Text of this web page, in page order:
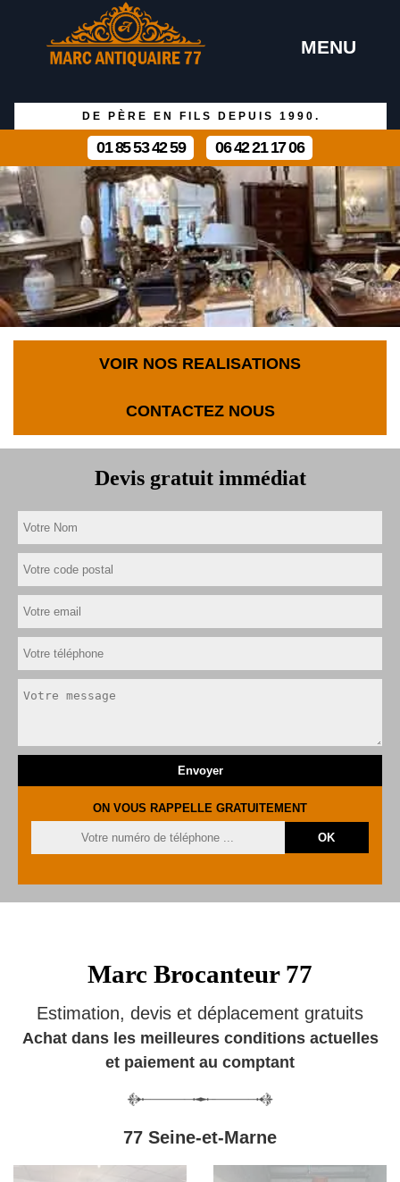
MENU
DE PÈRE EN FILS DEPUIS 1990.
01 85 53 42 59 06 42 21 17 06
VOIR NOS REALISATIONS
CONTACTEZ NOUS
Devis gratuit immédiat
ON VOUS RAPPELLE GRATUITEMENT
Marc Brocanteur 77
Estimation, devis et déplacement gratuits
Achat dans les meilleures conditions actuelles
et paiement au comptant
77 Seine-et-Marne